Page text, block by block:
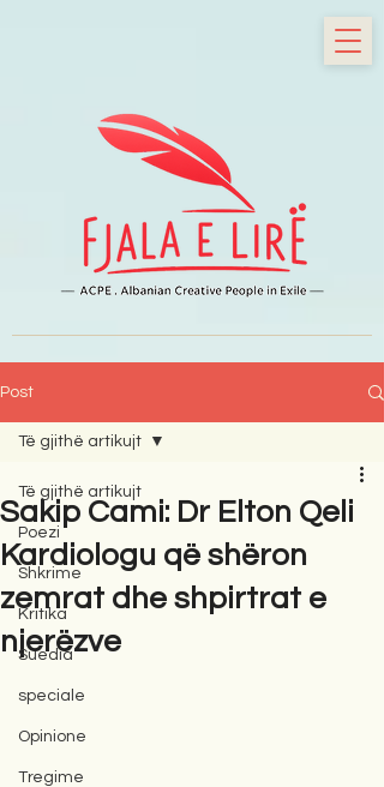
Post
Të gjithë artikujt
Poezi
Shkrime
Kritika
Suedia
speciale
Opinione
Tregime
Të gjithë artikujt
Sakip Cami: Dr Elton Qeli
Kardiologu që shëron
zemrat dhe shpirtrat e
njerëzve